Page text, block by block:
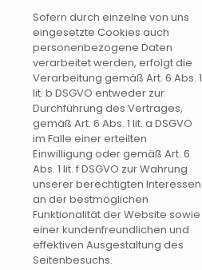
Sofern durch einzelne von uns
eingesetzte Cookies auch
personenbezogene Daten
verarbeitet werden, erfolgt die
Verarbeitung gemäß Art. 6 Abs. 1
lit. b DSGVO entweder zur
Durchführung des Vertrages,
gemäß Art. 6 Abs. 1 lit. a DSGVO
im Falle einer erteilten
Einwilligung oder gemäß Art. 6
Abs. 1 lit. f DSGVO zur Wahrung
unserer berechtigten Interessen
an der bestmöglichen
Funktionalität der Website sowie
einer kundenfreundlichen und
effektiven Ausgestaltung des
Seitenbesuchs.